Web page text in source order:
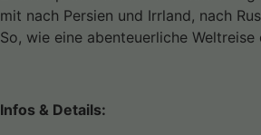
mit nach Persien und Irrland, nach
So, wie eine abenteuerliche Weltreise
Infos & Details: